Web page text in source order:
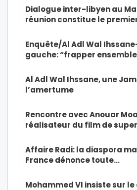
Dialogue inter-libyen au
réunion constitue le
Enquête/Al Adl Wal
gauche: “frapper
Al Adl Wal Ihssane, une
l’amertume
Rencontre avec Anouar
réalisateur du film de
Affaire Radi: la diaspora
France dénonce toute…
Mohammed VI insiste sur